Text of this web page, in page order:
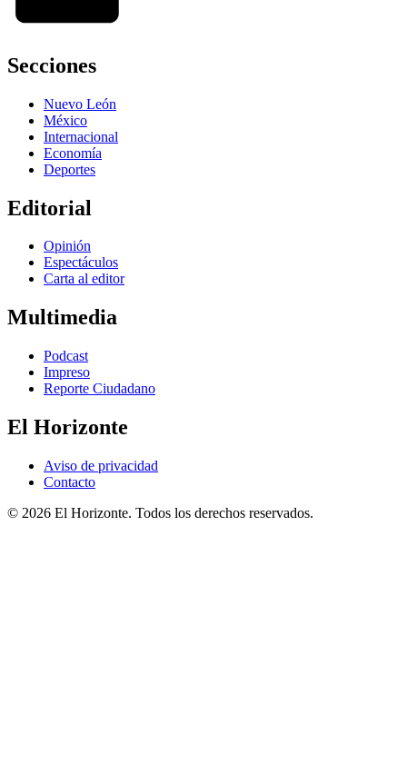
Secciones
Nuevo León
México
Internacional
Economía
Deportes
Editorial
Opinión
Espectáculos
Carta al editor
Multimedia
Podcast
Impreso
Reporte Ciudadano
El Horizonte
Aviso de privacidad
Contacto
© 2026 El Horizonte. Todos los derechos reservados.